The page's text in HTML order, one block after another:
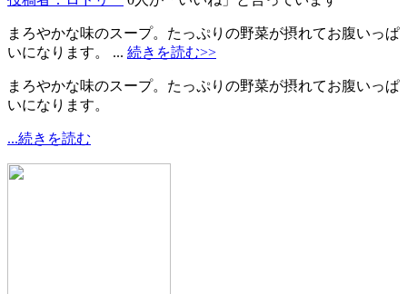
まろやかな味のスープ。たっぷりの野菜が摂れてお腹いっぱ
いになります。 ... 続きを読む>>
まろやかな味のスープ。たっぷりの野菜が摂れてお腹いっぱ
いになります。
...続きを読む